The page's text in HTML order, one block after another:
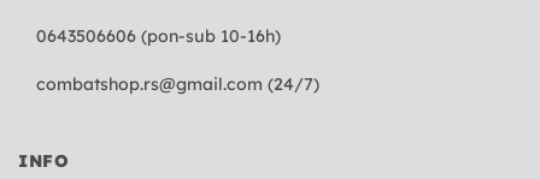
0643506606 (pon-sub 10-16h)
combatshop.rs@gmail.com (24/7)
INFO